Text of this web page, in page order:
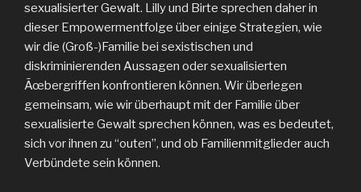
sexualisierter Gewalt. Lilly und Birte sprechen daher in
dieser Empowermentfolge über einige Strategien, wie
wir die (Groß-)Familie bei sexistischen und
diskriminierenden Aussagen oder sexualisierten
Ãœbergriffen konfrontieren können. Wir überlegen
gemeinsam, wie wir überhaupt mit der Familie über
sexualisierte Gewalt sprechen können, was es bedeutet,
sich vor ihnen zu “outen”, und ob Familienmitglieder auch
Verbündete sein können.